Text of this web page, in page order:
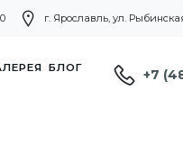
г. Ярославль, ул.
БЛОГ
+7